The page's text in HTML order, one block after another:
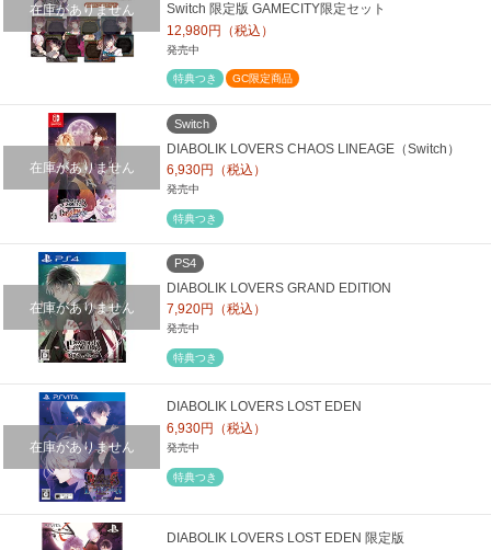
在庫がありません
Switch 限定版 GAMECITY限定セット
12,980円（税込）
発売中
特典つき GC限定商品
在庫がありません
Switch
DIABOLIK LOVERS CHAOS LINEAGE（Switch）
6,930円（税込）
発売中
特典つき
在庫がありません
PS4
DIABOLIK LOVERS GRAND EDITION
7,920円（税込）
発売中
特典つき
在庫がありません
DIABOLIK LOVERS LOST EDEN
6,930円（税込）
発売中
特典つき
DIABOLIK LOVERS LOST EDEN 限定版